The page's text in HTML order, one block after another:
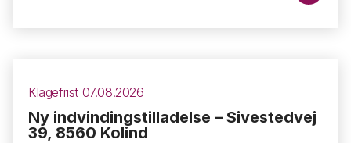
Klagefrist 07.08.2026
Ny indvindingstilladelse – Sivestedvej
39, 8560 Kolind